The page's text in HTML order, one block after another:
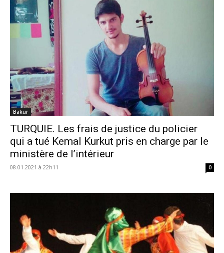
Bakur
TURQUIE. Les frais de justice du policier
qui a tué Kemal Kurkut pris en charge par le
ministère de l’intérieur
08.01.2021 à 22h11 0